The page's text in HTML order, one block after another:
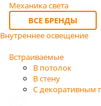
Механика света
ВСЕ БРЕНДЫ
Внутреннее освещение
Встраиваемые
В потолок
В стену
С декоративным